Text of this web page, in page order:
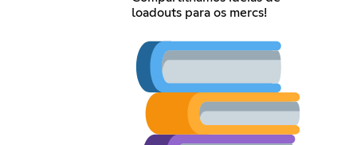
loadouts para os mercs!